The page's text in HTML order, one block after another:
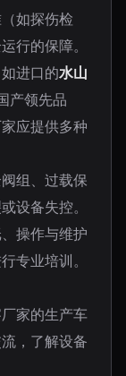
如探伤检
行的保障。
进口的水山
产领先品
应提供多种
组、过载保
设备失控。
操作与维护
专业培训。
家的生产车
，了解设备